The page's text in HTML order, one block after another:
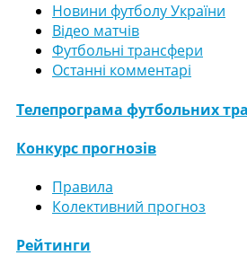
Новини футболу України
Відео матчів
Футбольні трансфери
Останні комментарі
Телепрограма футбольних
Конкурс прогнозів
Правила
Колективний прогноз
Рейтинги